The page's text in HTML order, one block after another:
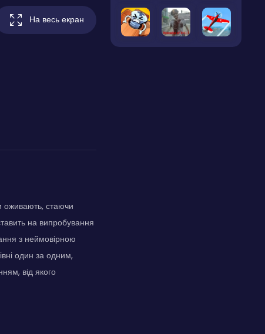
На весь екран
оживають, стаючи
на випробування
з неймовірною
один за одним,
від якого